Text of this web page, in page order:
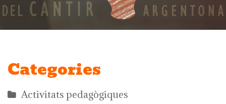
Categories
Activitats pedagògiques